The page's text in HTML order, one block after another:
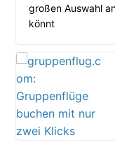
großen Auswahl
könnt